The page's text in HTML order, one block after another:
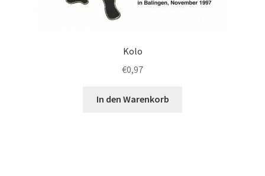
Kolo
€0,97
In den Warenkorb